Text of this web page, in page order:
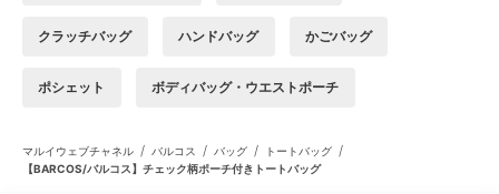
クラッチバッグ ハンドバッグ かごバッグ
ポシェット ボディバッグ・ウエストポーチ
マルイウェブチャネル / バルコス / バッグ / トートバッグ /
【BARCOS/バルコス】チェック柄ポーチ付きトートバッグ